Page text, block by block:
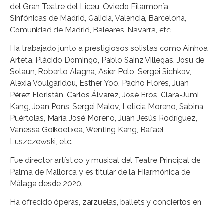
del Gran Teatre del Liceu, Oviedo Filarmonía,
Sinfónicas de Madrid, Galicia, Valencia, Barcelona,
Comunidad de Madrid, Baleares, Navarra, etc.
Ha trabajado junto a prestigiosos solistas como Ainhoa
Arteta, Plácido Domingo, Pablo Sainz Villegas, Josu de
Solaun, Roberto Alagna, Asier Polo, Sergei Sichkov,
Alexia Voulgaridou, Esther Yoo, Pacho Flores, Juan
Pérez Floristán, Carlos Álvarez, José Bros, Clara-Jumi
Kang, Joan Pons, Sergei Malov, Leticia Moreno, Sabina
Puértolas, María José Moreno, Juan Jesús Rodríguez,
Vanessa Goikoetxea, Wenting Kang, Rafael
Luszczewski, etc.
Fue director artístico y musical del Teatre Principal de
Palma de Mallorca y es titular de la Filarmónica de
Málaga desde 2020.
Ha ofrecido óperas, zarzuelas, ballets y conciertos en